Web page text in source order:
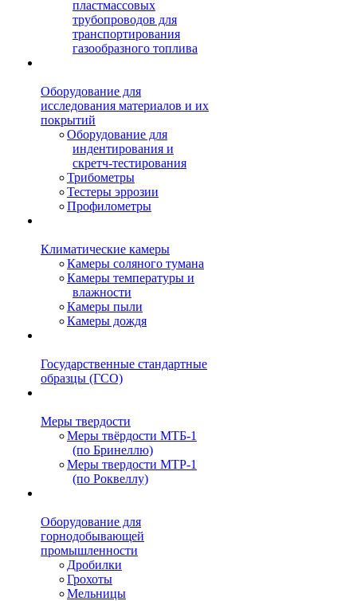
пластмассовых
трубопроводов для
транспортирования
газообразного топлива
Оборудование для
исследования материалов и их
покрытий
Оборудование для
индентирования и
скретч-тестирования
Трибометры
Тестеры эррозии
Профилометры
Климатические камеры
Камеры соляного тумана
Камеры температуры и
влажности
Камеры пыли
Камеры дождя
Государственные стандартные
образцы (ГСО)
Меры твердости
Меры твёрдости МТБ-1
(по Бринеллю)
Меры твердости МТР-1
(по Роквеллу)
Оборудование для
горнодобывающей
промышленности
Дробилки
Грохоты
Мельницы